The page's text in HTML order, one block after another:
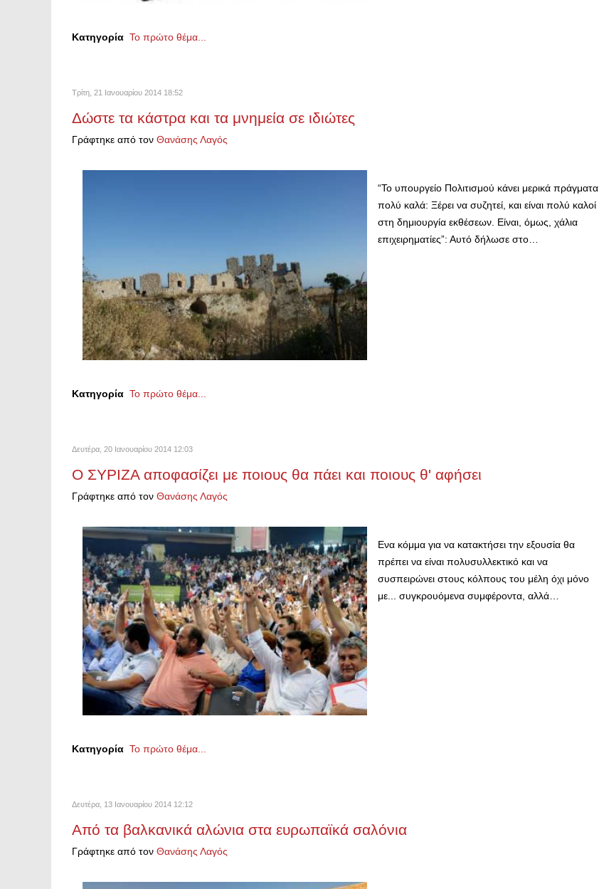
Κατηγορία Το πρώτο θέμα...
Τρίτη, 21 Ιανουαρίου 2014 18:52
Δώστε τα κάστρα και τα μνημεία σε ιδιώτες
Γράφτηκε από τον Θανάσης Λαγός
“Το υπουργείο Πολιτισμού κάνει μερικά πράγματα
πολύ καλά: Ξέρει να συζητεί, και είναι πολύ καλοί
στη δημιουργία εκθέσεων. Είναι, όμως, χάλια
επιχειρηματίες”: Αυτό δήλωσε στο…
Κατηγορία Το πρώτο θέμα...
Δευτέρα, 20 Ιανουαρίου 2014 12:03
Ο ΣΥΡΙΖΑ αποφασίζει με ποιους θα πάει και ποιους θ' αφήσει
Γράφτηκε από τον Θανάσης Λαγός
Ενα κόμμα για να κατακτήσει την εξουσία θα
πρέπει να είναι πολυσυλλεκτικό και να
συσπειρώνει στους κόλπους του μέλη όχι μόνο
με... συγκρουόμενα συμφέροντα, αλλά…
Κατηγορία Το πρώτο θέμα...
Δευτέρα, 13 Ιανουαρίου 2014 12:12
Από τα βαλκανικά αλώνια στα ευρωπαϊκά σαλόνια
Γράφτηκε από τον Θανάσης Λαγός